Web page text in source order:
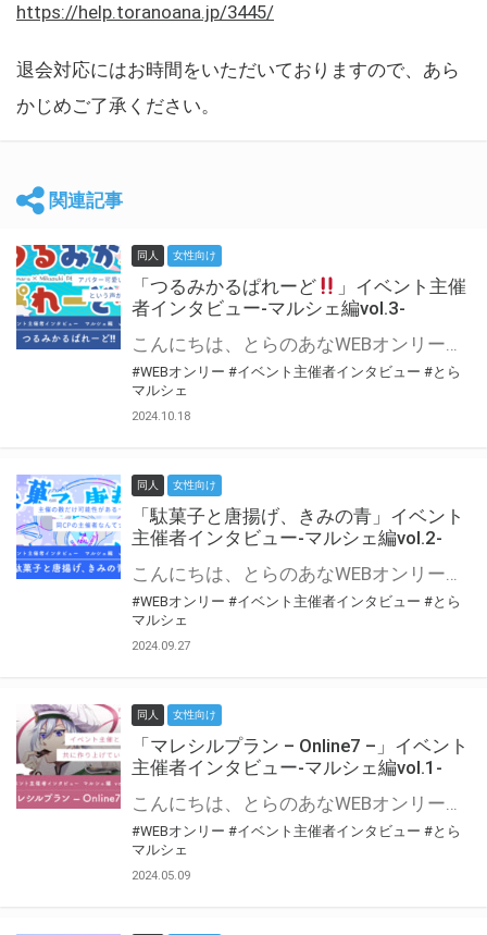
https://help.toranoana.jp/3445/
退会対応にはお時間をいただいておりますので、あら
かじめご了承ください。
関連記事
同人 女性向け
「つるみかるぱれーど
」イベント主催
者インタビュー-マルシェ編vol.3-
こんにちは、とらのあなWEBオンリー運営スタッフです。 新たにお届けする、イベント主催者インタビュー-マルシェ編-は、 とらのあなWEBオンリー「マルシェ」をご利用した主催様に 「マルシェ」を使って開催した感想や心がけをお聞きする企画です。 今回は、WEBオンリー初開催「つるみかるぱれーど
#WEBオンリー #イベント主催者インタビュー #とら
マルシェ
2024.10.18
同人 女性向け
「駄菓子と唐揚げ、きみの青」イベント
主催者インタビュー-マルシェ編vol.2-
こんにちは、とらのあなWEBオンリー運営スタッフです。 新たにお届けする、イベント主催者インタビュー-マルシェ編-は、 とらのあなWEBオンリー「マルシェ」をご利用の主催様に 「マルシェ」を使ってイベントを開催した感想や心がけをお聞きする企画です。 今回は、WEBオンリー初開催「駄菓子と唐揚げ、きみの青」より、 主催のぎこ六屋様にお話を伺いました。 協力：ぎこ六屋様／イベント公式Twitter（@krkgwks） とらのあなWEBオンリー「マルシェ」とは？ WEBオンリーでリアルタイムでコミュニケーションがとれるオンライン会場です。
#WEBオンリー #イベント主催者インタビュー #とら
マルシェ
2024.09.27
同人 女性向け
「マレシルプラン – Online7 –」イベント
主催者インタビュー-マルシェ編vol.1-
こんにちは、とらのあなWEBオンリー運営スタッフです。 新たにお届けする、イベント主催者インタビュー-マルシェ編-は、 とらのあなWEBオンリー「マルシェ」をご利用した主催様に 「マルシェ」を使って開催した感想や心がけをお聞きする企画です。 今回は、WEBオンリー開催7回目迎えた「マレシルプラン – Online7 –」より、 主催の玉川うた様にお話を伺いました。 ▼マレシルプランのインタビュー前回記事 「イベント主催者インタビュー vol.6」はこちら 協力：玉川うた様（マレシルプラン実行委員会 代表）／イベント公式Twitter（@mallesil_plan） とらのあなWEBオンリー「マルシェ」とは？ WEBオンリーでリアルタイムでコミュニケーションがとれるオンライン会場です。
#WEBオンリー #イベント主催者インタビュー #とら
マルシェ
2024.05.09